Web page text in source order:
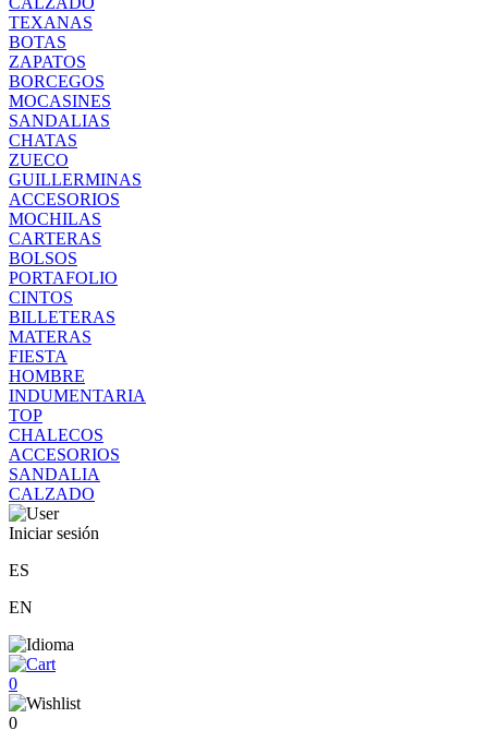
TEXANAS
BOTAS
ZAPATOS
BORCEGOS
MOCASINES
SANDALIAS
CHATAS
ZUECO
GUILLERMINAS
ACCESORIOS
MOCHILAS
CARTERAS
BOLSOS
PORTAFOLIO
CINTOS
BILLETERAS
MATERAS
FIESTA
HOMBRE
INDUMENTARIA
TOP
CHALECOS
ACCESORIOS
SANDALIA
CALZADO
Iniciar sesión
ES
EN
0
0